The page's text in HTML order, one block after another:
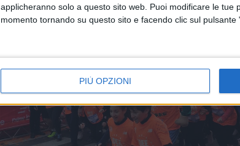
applicheranno solo a questo sito web. Puoi modificare le tue
momento tornando su questo sito e facendo clic sul
PIÙ OPZIONI